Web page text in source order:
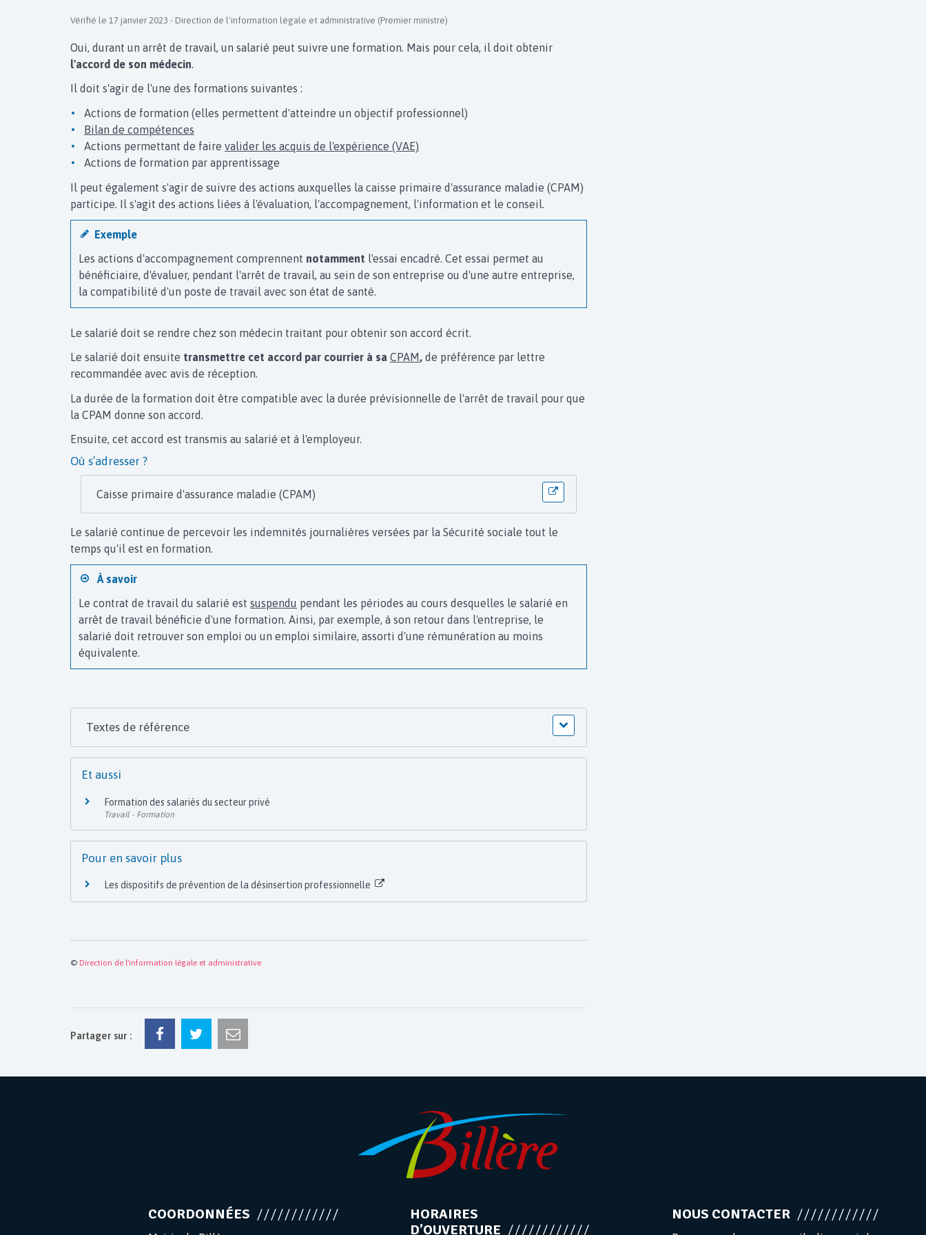
Vérifié le 17 janvier 2023 - Direction de l'information légale et administrative (Premier ministre)
Oui, durant un arrêt de travail, un salarié peut suivre une formation. Mais pour cela, il doit obtenir
l'accord de son médecin.
Il doit s'agir de l'une des formations suivantes :
Actions de formation (elles permettent d'atteindre un objectif professionnel)
Bilan de compétences
Actions permettant de faire valider les acquis de l'expérience (VAE)
Actions de formation par apprentissage
Il peut également s'agir de suivre des actions auxquelles la caisse primaire d'assurance maladie (CPAM)
participe. Il s'agit des actions liées à l'évaluation, l'accompagnement, l'information et le conseil.
Exemple
Les actions d'accompagnement comprennent notamment l'essai encadré. Cet essai permet au
bénéficiaire, d'évaluer, pendant l'arrêt de travail, au sein de son entreprise ou d'une autre entreprise,
la compatibilité d'un poste de travail avec son état de santé.
Le salarié doit se rendre chez son médecin traitant pour obtenir son accord écrit.
Le salarié doit ensuite transmettre cet accord par courrier à sa CPAM , de préférence par lettre
recommandée avec avis de réception.
La durée de la formation doit être compatible avec la durée prévisionnelle de l'arrêt de travail pour que
la CPAM donne son accord.
Ensuite, cet accord est transmis au salarié et à l'employeur.
Où s’adresser ?
Caisse primaire d'assurance maladie (CPAM)
Le salarié continue de percevoir les indemnités journalières versées par la Sécurité sociale tout le
temps qu'il est en formation.
À savoir
Le contrat de travail du salarié estsuspendu pendant les périodes au cours desquelles le salarié en
arrêt de travail bénéficie d'une formation. Ainsi, par exemple, à son retour dans l'entreprise, le
salarié doit retrouver son emploi ou un emploi similaire, assorti d'une rémunération au moins
équivalente.
Textes de référence
Et aussi
Formation des salariés du secteur privé
Travail - Formation
Pour en savoir plus
Les dispositifs de prévention de la désinsertion professionnelle
© Direction de l'information légale et administrative
Partager sur :
COORDONNÉES
HORAIRES
D’OUVERTURE
NOUS CONTACTER